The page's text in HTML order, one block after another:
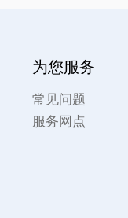
为您服务
常见问题
服务网点